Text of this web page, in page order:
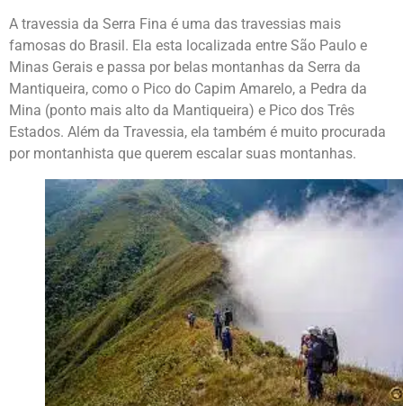
A travessia da Serra Fina é uma das travessias mais
famosas do Brasil. Ela esta localizada entre São Paulo e
Minas Gerais e passa por belas montanhas da Serra da
Mantiqueira, como o Pico do Capim Amarelo, a Pedra da
Mina (ponto mais alto da Mantiqueira) e Pico dos Três
Estados. Além da Travessia, ela também é muito procurada
por montanhista que querem escalar suas montanhas.